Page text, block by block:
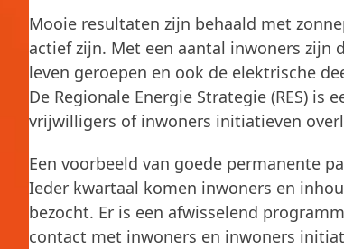
Mooie resultaten zijn behaald met
actief zijn. Met een aantal inwoners zijn
leven geroepen en ook de elektrische
De Regionale Energie Strategie (RES)
vrijwilligers of inwoners initiatieven
Een voorbeeld van goede permanente
Ieder kwartaal komen inwoners en
bezocht. Er is een afwisselend
contact met inwoners en inwoners